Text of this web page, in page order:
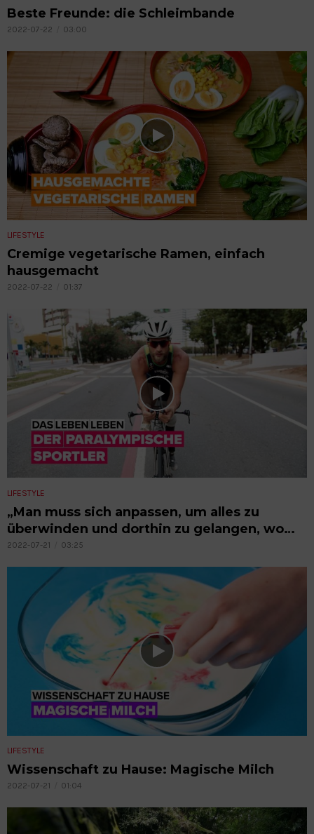
Beste Freunde: die Schleimbande
2022-07-22 03:00
LIFESTYLE
Cremige vegetarische Ramen, einfach
hausgemacht
2022-07-22 01:37
LIFESTYLE
„Man muss sich anpassen, um alles zu
überwinden und dorthin zu gelangen, wo
man hinwill.“
2022-07-21 03:25
LIFESTYLE
Wissenschaft zu Hause: Magische Milch
2022-07-21 01:04